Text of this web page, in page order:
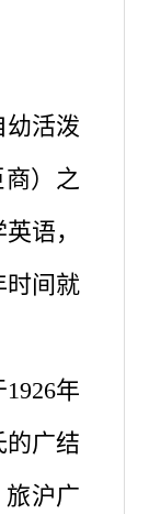
活泼
）之
语，
时间就
年
广结
旅沪广